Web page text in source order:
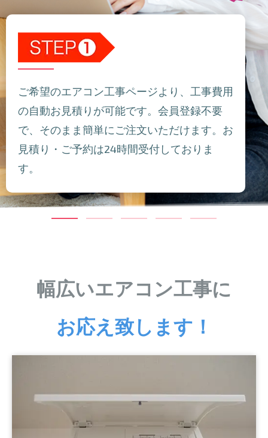
ご希望のエアコン工事ページより、工事費用
の自動お見積りが可能です。会員登録不要
で、そのまま簡単にご注文いただけます。お
見積り・ご予約は24時間受付しておりま
す。
幅広いエアコン工事に
お応え致します！